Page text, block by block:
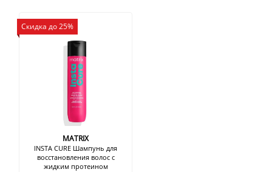
Скидка до 25%
MATRIX
INSTA CURE Шампунь для
восстановления волос с
жидким протеином